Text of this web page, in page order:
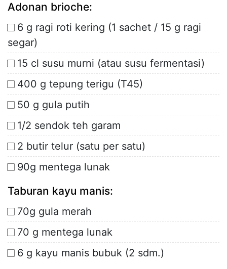
Adonan brioche:
6 g ragi roti kering (1 sachet / 15 g ragi
segar)
15 cl susu murni (atau susu fermentasi)
400 g tepung terigu (T45)
50 g gula putih
1/2 sendok teh garam
2 butir telur (satu per satu)
90g mentega lunak
Taburan kayu manis:
70g gula merah
70 g mentega lunak
6 g kayu manis bubuk (2 sdm.)